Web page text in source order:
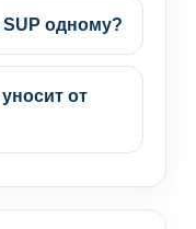
одному?
от